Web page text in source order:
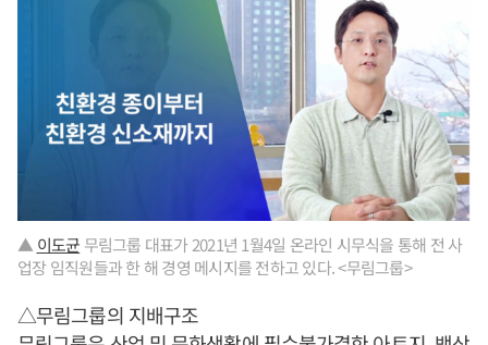
▲ 이도균 무림그룹 대표가 2021년 1월4일 온라인 시무식을 통해 전 사
업장 임직원들과 한 해 경영 메시지를 전하고 있다. <무림그룹>
△무림그룹의 지배구조